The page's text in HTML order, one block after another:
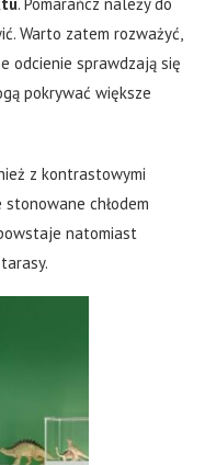
Warto zatem rozważyć,
odcienie sprawdzają się
pokrywać większe
z kontrastowymi
chłodem
natomiast